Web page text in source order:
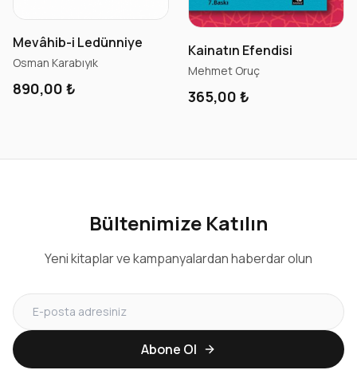
Mevâhib-i Ledünniye
Osman Karabıyık
890,00 ₺
Kainatın Efendisi
Mehmet Oruç
365,00 ₺
Bültenimize Katılın
Yeni kitaplar ve kampanyalardan haberdar olun
Abone Ol